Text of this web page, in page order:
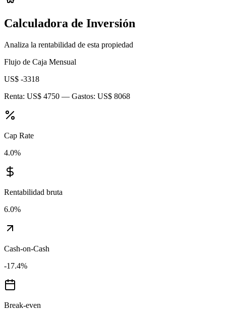
Calculadora de Inversión
Analiza la rentabilidad de esta propiedad
Flujo de Caja Mensual
US$ -3318
Renta: US$ 4750 — Gastos: US$ 8068
Cap Rate
4.0%
Rentabilidad bruta
6.0%
Cash-on-Cash
-17.4%
Break-even